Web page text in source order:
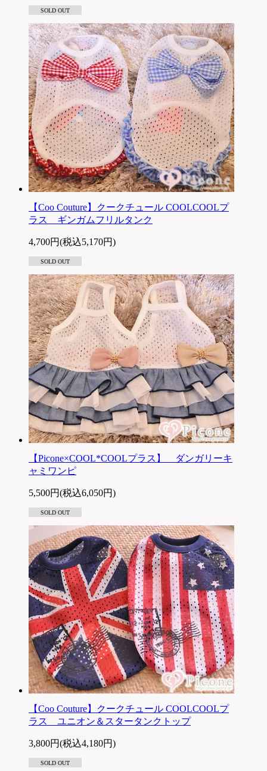
SOLD OUT
【Coo Couture】クークチュール COOLCOOLプ
ラス ギンガムフリルタンク
4,700円(税込5,170円)
SOLD OUT
【Picone×COOL*COOLプラス】 ダンガリーキ
ャミワンピ
5,500円(税込6,050円)
SOLD OUT
【Coo Couture】クークチュール COOLCOOLプ
ラス ユニオン＆スタータンクトップ
3,800円(税込4,180円)
SOLD OUT